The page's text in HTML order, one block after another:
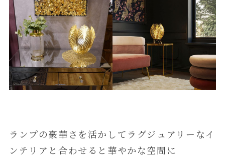
ランプの豪華さを活かしてラグジュアリーなイ
ンテリアと合わせると華やかな空間に